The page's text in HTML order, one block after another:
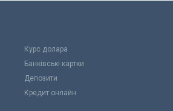
Курс долара
Банківські картки
Депозити
Кредит онлайн